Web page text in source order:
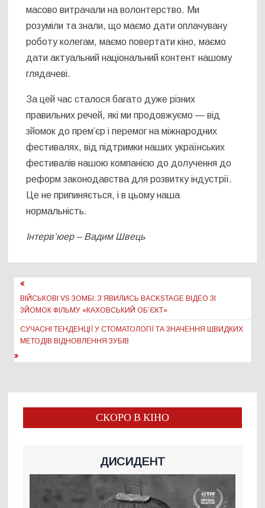
масово витрачали на волонтерство. Ми
розуміли та знали, що маємо дати оплачувану
роботу колегам, маємо повертати кіно, маємо
дати актуальний національний контент нашому
глядачеві.
За цей час сталося багато дуже різних
правильних речей, які ми продовжуємо — від
зйомок до прем’єр і перемог на міжнародних
фестивалях, від підтримки наших українських
фестивалів нашою компанією до долучення до
реформ законодавства для розвитку індустрії.
Це не припиняється, і в цьому наша
нормальність.
Інтерв’юер – Вадим Швець
Навігація
записів
ВІЙСЬКОВІ VS ЗОМБІ: З’ЯВИЛИСЬ BACKSTAGE ВІДЕО ЗІ
ЗЙОМОК ФІЛЬМУ «КАХОВСЬКИЙ ОБ’ЄКТ»
СУЧАСНІ ТЕНДЕНЦІЇ У СТОМАТОЛОГІЇ ТА ЗНАЧЕННЯ ШВИДКИХ
МЕТОДІВ ВІДНОВЛЕННЯ ЗУБІВ
СКОРО В КІНО
ДИСИДЕНТ